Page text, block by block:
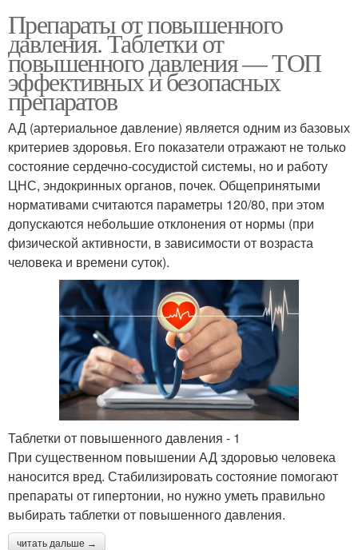
Препараты от повышенного
давления. Таблетки от
повышенного давления — ТОП
эффективных и безопасных
препаратов
АД (артериальное давление) является одним из базовых
критериев здоровья. Его показатели отражают не только
состояние сердечно-сосудистой системы, но и работу
ЦНС, эндокринных органов, почек. Общепринятыми
нормативами считаются параметры 120/80, при этом
допускаются небольшие отклонения от нормы (при
физической активности, в зависимости от возраста
человека и времени суток).
Таблетки от повышенного давления - 1
При существенном повышении АД здоровью человека
наносится вред. Стабилизировать состояние помогают
препараты от гипертонии, но нужно уметь правильно
выбирать таблетки от повышенного давления.
читать дальше →